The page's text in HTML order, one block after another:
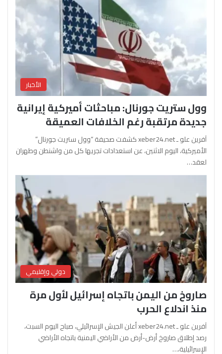
الأخبار
وول ستريت جورنال: مباحثات أميركية إيرانية
جديدة مرتقبة رغم الخلافات العميقة
آفرين علو ـ xeber24.net كشفت صحيفة “وول ستريت جورنال”
الأميركية، اليوم الاثنين، عن استعدادات تجريها كل من واشنطن وطهران
لعقد…
دولي وإقليمي
صاروخ من اليمن باتجاه إسرائيل لأول مرة
منذ اندلاع الحرب
آفرين علو ـ xeber24.net أعلن الجيش الإسرائيلي، صباح اليوم السبت،
رصد إطلاق صاروخ أرض-أرض من الأراضي اليمنية باتجاه الأراضي
الإسرائيلية،…